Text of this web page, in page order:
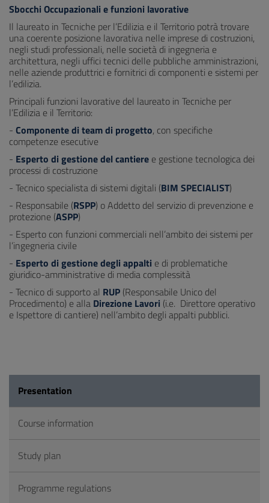
Sbocchi Occupazionali e funzioni lavorative
Il laureato in Tecniche per l’Edilizia e il Territorio potrà trovare
una coerente posizione lavorativa nelle imprese di costruzioni,
negli studi professionali, nelle società di ingegneria e
architettura, negli uffici tecnici delle pubbliche amministrazioni,
nelle aziende produttrici e fornitrici di componenti e sistemi per
l’edilizia.
Principali funzioni lavorative del laureato in Tecniche per
l’Edilizia e il Territorio:
- Componente di team di progetto, con specifiche
competenze esecutive
- Esperto di gestione del cantiere e gestione tecnologica dei
processi di costruzione
- Tecnico specialista di sistemi digitali (BIM SPECIALIST)
- Responsabile (RSPP) o Addetto del servizio di prevenzione e
protezione (ASPP)
- Esperto con funzioni commerciali nell’ambito dei sistemi per
l’ingegneria civile
- Esperto di gestione degli appalti e di problematiche
giuridico-amministrative di media complessità
- Tecnico di supporto al RUP (Responsabile Unico del
Procedimento) e alla Direzione Lavori (i.e. Direttore operativo
e Ispettore di cantiere) nell’ambito degli appalti pubblici.
Presentation
Course information
Study plan
Programme regulations